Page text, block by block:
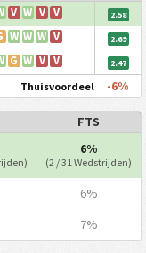
V W V V 2.58
W W W V 2.69
G W V V 2.47
Thuisvoordeel -6%
FTS
6%
(2 / 31 Wedstrijden)
6%
7%